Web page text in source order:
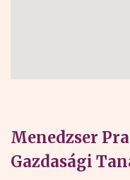
Menedzser
Gazdasági